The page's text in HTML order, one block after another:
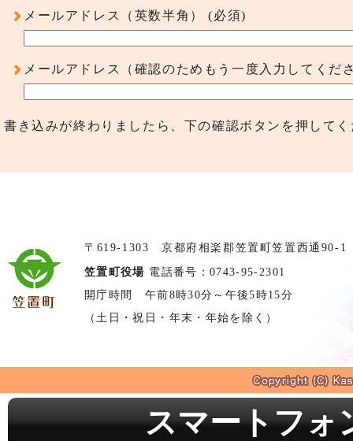
メールアドレス（英数半角） (必須)
メールアドレス（確認のためもう一度入力してくだ
書き込みが終わりましたら、下の確認ボタンを押して
〒619-1303 京都府相楽郡笠置町笠置西通90-1
笠置町役場 電話番号：0743-95-2301
開庁時間 午前8時30分～午後5時15分
（土日・祝日・年末・年始を除く）
スマートフォ